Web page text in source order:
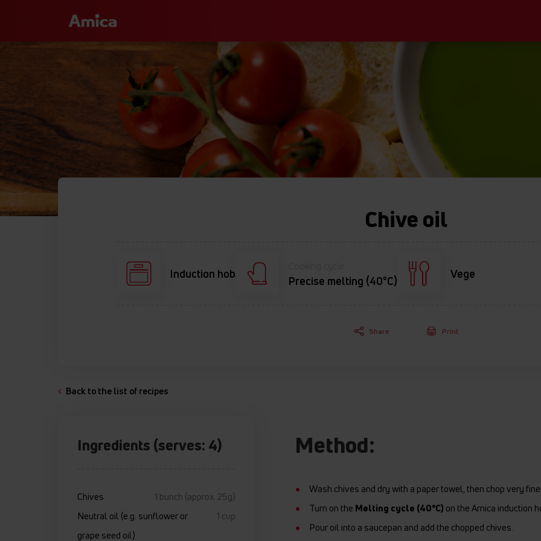
Chive oil
Induction hob Precise melting (40°C) Vege
Share Print
Back to the list of recipes
Ingredients (serves: 4)
Chives
1 bunch (approx. 25g)
Neutral oil (e.g. sunflower or
1 cup
grape seed oil)
Method:
Wash chives and dry with a paper towel, then chop very
Turn on the Melting cycle (40°C) on the Amica induction
Pour oil into a saucepan and add the chopped chives.